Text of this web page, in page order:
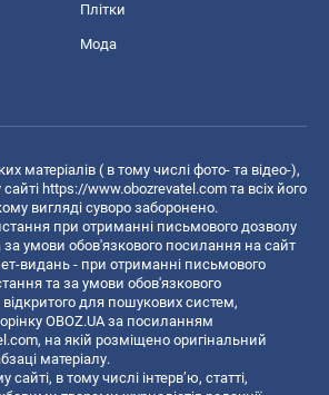
Плітки
Мода
матеріалів ( в тому числі фото- та відео-),
https://www.obozrevatel.com та всіх його
вигляді суворо заборонено.
при отриманні письмового дозволу
за умови обов'язкового посилання на сайт
видань - при отриманні письмового
та за умови обов'язкового
для пошукових систем,
OBOZ.UA за посиланням
, на якій розміщено оригінальний
матеріалу.
сайті, в тому числі інтерв’ю, статті,